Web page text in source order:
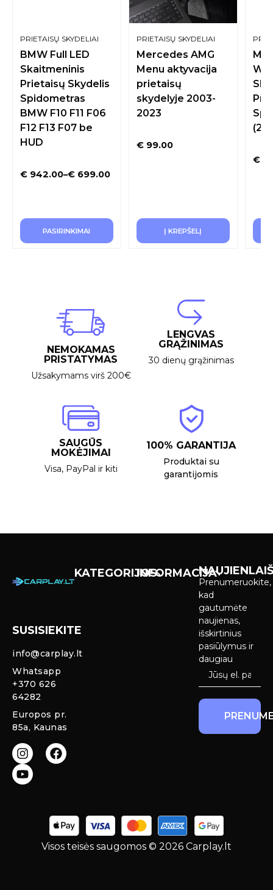
PRIETAISŲ SKYDELIAI
BMW Full LED
Skaitmeninis
Prietaisų Skydelis
Spidometras
BMW F10 F11 F06
F12 F13 F07 be
HUD
€ 699.00
–
€ 942.00
PASIRINKIMAI
PRIETAISŲ SKYDELIAI
Mercedes AMG
Menu aktyvacija
prietaisų
skydelyje 2003-
2023
€99.00
Į KREPŠELĮ
€
NEMOKAMAS
PRISTATYMAS
Užsakymams virš 200€
LENGVAS
GRĄŽINIMAS
30 dienų grąžinimas
SAUGŪS
MOKĖJIMAI
Visa, PayPal ir kiti
100% GARANTIJA
Produktai su
garantijomis
SUSISIEKITE
info@carplay.lt
Whatsapp
+370 626
64282
Europos pr.
85a, Kaunas
KATEGORIJOS
galinio vaizdo
INFORMACIJA
Prenumeruokite,
kad
gautumėte
naujienas,
išskirtinius
pasiūlymus ir
daugiau
Visos teisės saugomos © 2026 Carplay.lt